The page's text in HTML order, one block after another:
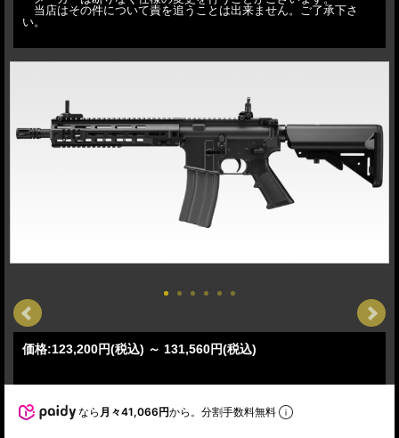
当店はその件について責を追うことは出来ません。ご了承下さ
い。
価格:123,200円(税込) ～ 131,560円(税込)
なら 月々41,066円から。分割手数料無料